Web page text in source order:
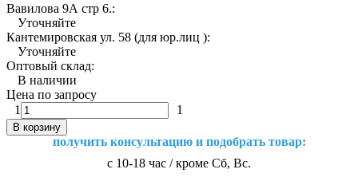
Вавилова 9А стр 6.:
Уточняйте
Кантемировская ул. 58 (для юр.лиц ):
Уточняйте
Оптовый склад:
В наличии
Цена по запросу
1
1
В корзину
получить консультацию и подобрать товар:
с 10-18 час / кроме Сб, Вс.